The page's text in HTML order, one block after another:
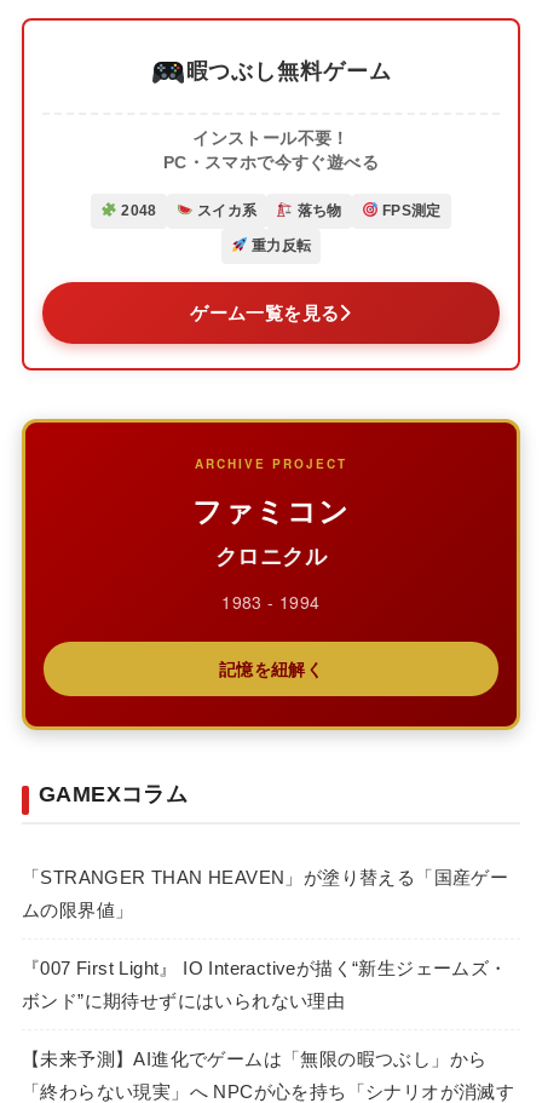
暇つぶし無料ゲーム
インストール不要！
PC・スマホで今すぐ遊べる
2048 スイカ系 落ち物 FPS測定
重力反転
ゲーム一覧を見る
ARCHIVE PROJECT
ファミコン
クロニクル
1983 - 1994
記憶を紐解く
GAMEXコラム
「STRANGER THAN HEAVEN」が塗り替える「国産ゲー
ムの限界値」
『007 First Light』 IO Interactiveが描く“新生ジェームズ・
ボンド”に期待せずにはいられない理由
【未来予測】AI進化でゲームは「無限の暇つぶし」から
「終わらない現実」へ NPCが心を持ち「シナリオが消滅す